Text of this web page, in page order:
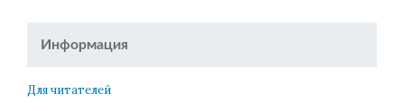
Информация
Для читателей